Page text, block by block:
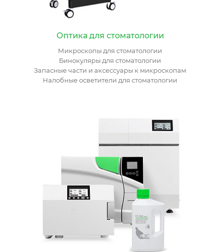
Оптика для стоматологии
Микроскопы для стоматологии
Бинокуляры для стоматологии
Запасные части и аксессуары к микроскопам
Налобные осветители для стоматологии